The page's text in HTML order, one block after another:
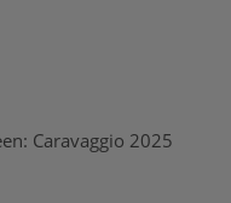
Caravaggio 2025